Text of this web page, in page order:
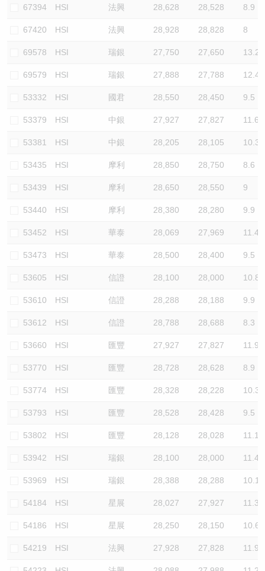
67394 HSI 法興 28,628 28,528 8.9
67420 HSI 法興 28,928 28,828 8
69578 HSI 瑞銀 27,750 27,650 13.2
69579 HSI 瑞銀 27,888 27,788 12.4
53332 HSI 國君 28,550 28,450 9.5
53379 HSI 中銀 27,927 27,827 11.6
53381 HSI 中銀 28,205 28,105 10.3
53435 HSI 摩利 28,850 28,750 8.6
53439 HSI 摩利 28,650 28,550 9
53440 HSI 摩利 28,380 28,280 9.9
53452 HSI 華泰 28,069 27,969 11.4
53473 HSI 華泰 28,500 28,400 9.5
53605 HSI 信證 28,100 28,000 10.8
53610 HSI 信證 28,288 28,188 9.9
53612 HSI 信證 28,788 28,688 8.3
53660 HSI 匯豐 27,927 27,827 11.9
53770 HSI 匯豐 28,728 28,628 8.9
53774 HSI 匯豐 28,328 28,228 10.3
53793 HSI 匯豐 28,528 28,428 9.5
53802 HSI 匯豐 28,128 28,028 11.1
53942 HSI 瑞銀 28,100 28,000 11.4
53969 HSI 瑞銀 28,388 28,288 10.1
54184 HSI 星展 28,027 27,927 11.3
54186 HSI 星展 28,250 28,150 10.6
54219 HSI 法興 27,928 27,828 11.9